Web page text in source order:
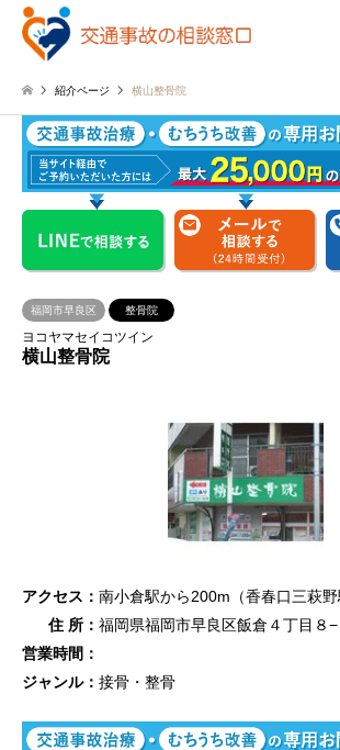
紹介ページ 横山整骨院
福岡市早良区 整骨院
ヨコヤマセイコツイン
横山整骨院
アクセス： 南小倉駅から200m（香春口三萩野
住 所： 福岡県福岡市早良区飯倉４丁目８−
営業時間：
ジャンル： 接骨・整骨